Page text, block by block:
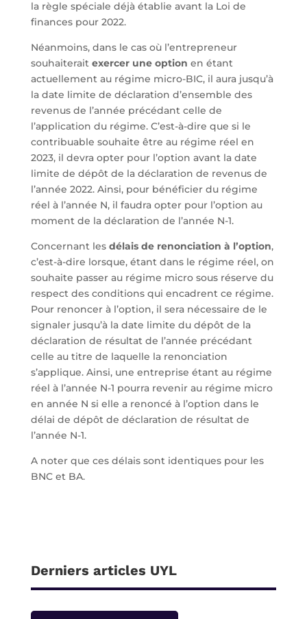
la règle spéciale déjà établie avant la Loi de
finances pour 2022.
Néanmoins, dans le cas où l’entrepreneur
souhaiterait exercer une option en étant
actuellement au régime micro-BIC, il aura jusqu’à
la date limite de déclaration d’ensemble des
revenus de l’année précédant celle de
l’application du régime. C’est-à-dire que si le
contribuable souhaite être au régime réel en
2023, il devra opter pour l’option avant la date
limite de dépôt de la déclaration de revenus de
l’année 2022. Ainsi, pour bénéficier du régime
réel à l’année N, il faudra opter pour l’option au
moment de la déclaration de l’année N-1.
Concernant les délais de renonciation à l’option,
c’est-à-dire lorsque, étant dans le régime réel, on
souhaite passer au régime micro sous réserve du
respect des conditions qui encadrent ce régime.
Pour renoncer à l’option, il sera nécessaire de le
signaler jusqu’à la date limite du dépôt de la
déclaration de résultat de l’année précédant
celle au titre de laquelle la renonciation
s’applique. Ainsi, une entreprise étant au régime
réel à l’année N-1 pourra revenir au régime micro
en année N si elle a renoncé à l’option dans le
délai de dépôt de déclaration de résultat de
l’année N-1.
A noter que ces délais sont identiques pour les
BNC et BA.
Derniers articles UYL